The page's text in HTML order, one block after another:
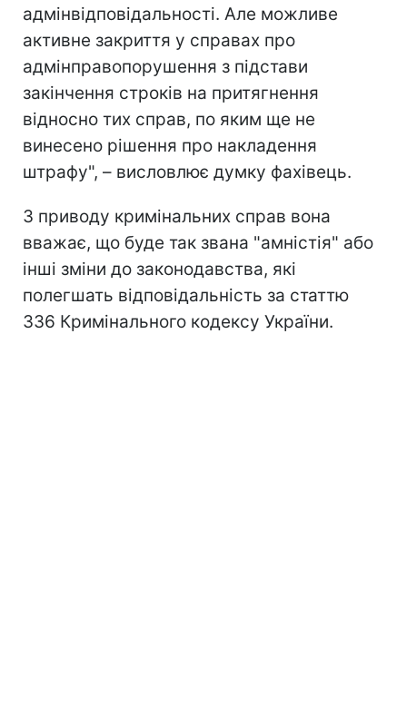
адмінвідповідальності. Але можливе
активне закриття у справах про
адмінправопорушення з підстави
закінчення строків на притягнення
відносно тих справ, по яким ще не
винесено рішення про накладення
штрафу", – висловлює думку фахівець.
З приводу кримінальних справ вона
вважає, що буде так звана "амністія" або
інші зміни до законодавства, які
полегшать відповідальність за статтю
336 Кримінального кодексу України.